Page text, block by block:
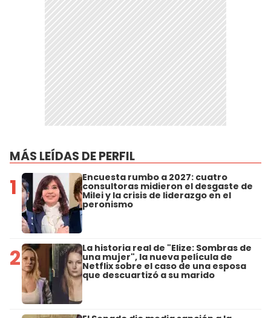
MÁS LEÍDAS DE PERFIL
1 Encuesta rumbo a 2027: cuatro
consultoras midieron el desgaste de
Milei y la crisis de liderazgo en el
peronismo
2 La historia real de "Elize: Sombras de
una mujer", la nueva película de
Netflix sobre el caso de una esposa
que descuartizó a su marido